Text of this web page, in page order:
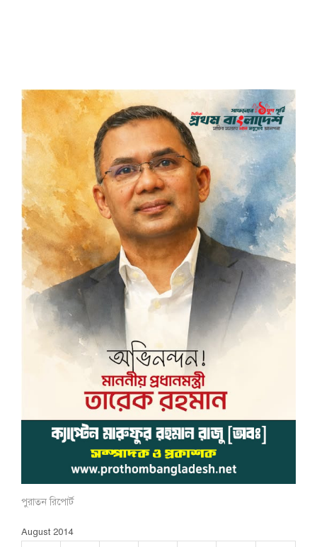
পুরাতন রিপোর্ট
August 2014